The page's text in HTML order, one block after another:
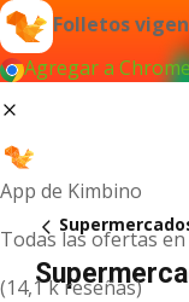
Folletos
Agregar a
App de Kimbino
Todas las ofertas
(14,1 k reseñas)